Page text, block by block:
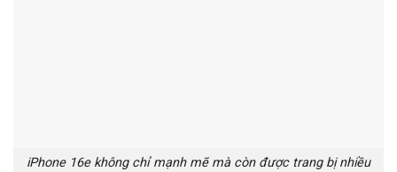
iPhone 16e không chỉ mạnh mẽ mà còn được trang bị nhiều